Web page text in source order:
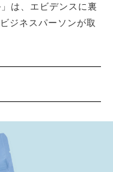
は、エビデンスに裏
ジネスパーソンが取